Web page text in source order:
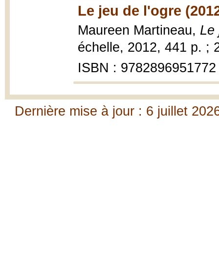
Le jeu de l'ogre
Maureen Martineau, Le
échelle, 2012, 441 p. ;
ISBN : 9782896951772
Dernière mise à jour : 6 juillet